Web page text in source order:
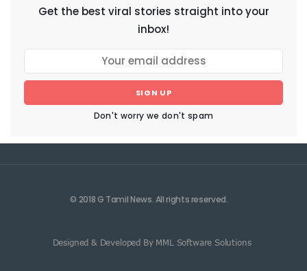
Get the best viral stories straight into your
inbox!
SIGN UP
Don't worry we don't spam
© 2018 G Tamil News. All rights reserved.
Designed & Developed By MML Software Solutions